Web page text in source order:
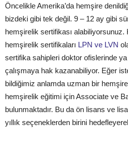
Öncelikle Amerika’da hemşire
bizdeki gibi tek değil. 9 – 12 ay gibi
hemşirelik sertifikası alabiliyorsunuz.
hemşirelik sertifikaları LPN ve LVN
sertifika sahipleri doktor ofislerinde
çalışmaya hak kazanabiliyor. Eğer
bildiğimiz anlamda uzman bir
hemşirelik eğitimi için Associate ve
bulunmaktadır. Bu da ön lisans ve
yıllık seçeneklerden birini